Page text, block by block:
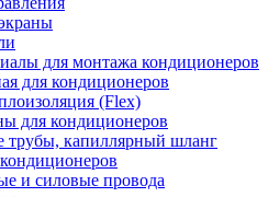
для монтажа кондиционеров
для кондиционеров
(Flex)
для кондиционеров
трубы, капиллярный шланг
и силовые провода